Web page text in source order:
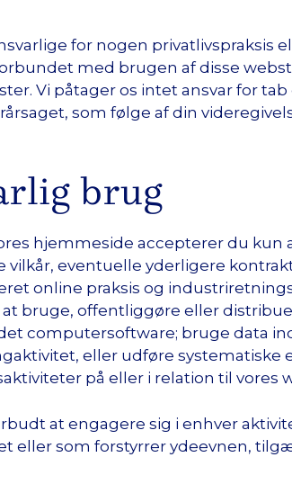
for nogen privatlivspraksis
med brugen af disse
Vi påtager os intet ansvar for
som følge af din
brug
hjemmeside accepterer du
vilkår, eventuelle yderligere
online praksis og
bruge, offentliggøre eller
computersoftware; bruge data
eller udføre systematiske
på eller i relation til vores
at engagere sig i enhver
eller som forstyrrer ydeevnen,